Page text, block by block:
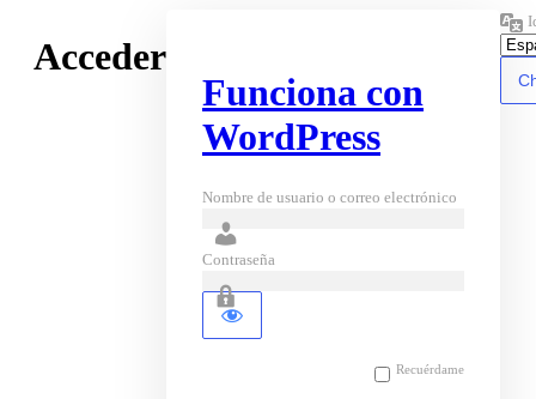
Acceder
Funciona con
WordPress
Nombre de usuario o correo electrónico
Contraseña
Recuérdame